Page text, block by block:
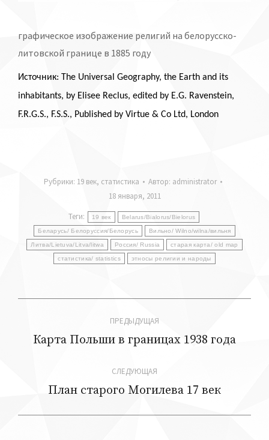
графическое изображение религий на белорусско-
литовской границе в 1885 году
Источник: The Universal Geography, the Earth and its
inhabitants, by Elisee Reclus, edited by E.G. Ravenstein,
F.R.G.S., F.S.S., Published by Virtue & Co Ltd, London
Рубрики: 19 век, статистика Автор: administrator
18 января, 2011
Теги:
19 век Belarus/Bialorus/Bielorus
Беларусь/ Белоруссия/Белорусь Вильно/ Wilno/wilna/вильня
Литва/Lietuva/Litva/litwa Россия/ Russia старая карта/ old map
статистика/ statistics этносы религии и народы
по
ПРЕДЫДУЩАЯ
Предыдущая
Карта Польши в границах 1938 года
СЛЕДУЮЩАЯ
Следующая
План старого Могилева 17 век